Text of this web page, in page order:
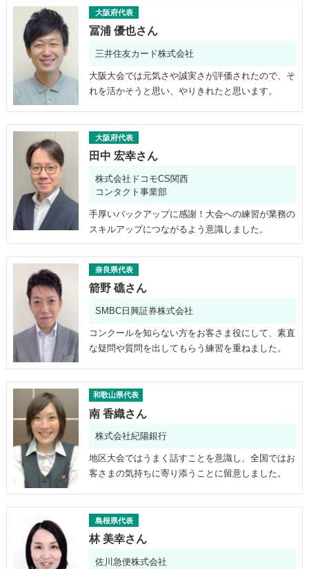
大阪府代表
冨浦 優也さん
三井住友カード株式会社
大阪大会では元気さや誠実さが評価されたので、そ
れを活かそうと思い、やりきれたと思います。
大阪府代表
田中 宏幸さん
株式会社ドコモCS関西
コンタクト事業部
手厚いバックアップに感謝！大会への練習が業務の
スキルアップにつながるよう意識しました。
奈良県代表
箭野 礁さん
SMBC日興証券株式会社
コンクールを知らない方をお客さま役にして、素直
な疑問や質問を出してもらう練習を重ねました。
和歌山県代表
南 香織さん
株式会社紀陽銀行
地区大会ではうまく話すことを意識し、全国ではお
客さまの気持ちに寄り添うことに留意しました。
島根県代表
林 美幸さん
佐川急便株式会社